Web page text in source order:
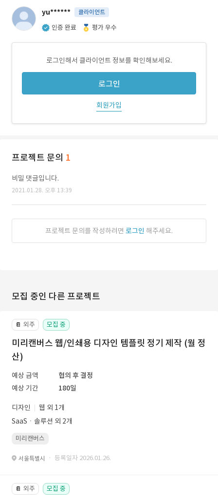
yu****** 클라이언트
인증 완료 평가 우수
로그인해서 클라이언트 정보를 확인해보세요.
로그인
회원가입
프로젝트 문의 1
비밀 댓글입니다.
2021.01.28. 오후 13:39
프로젝트 문의를 작성하려면 로그인 해주세요.
모집 중인 다른 프로젝트
📔 외주 모집 중
미리캔버스 웹/인쇄용 디자인 템플릿 정기 제작 (월 정
산)
예상 금액
협의 후 결정
예상 기간
180일
디자인
웹 외 1개
SaaSㆍ솔루션 외 2개
미리캔버스
서울특별시 · 등록일자 2026.01.26.
📔 외주 모집 중